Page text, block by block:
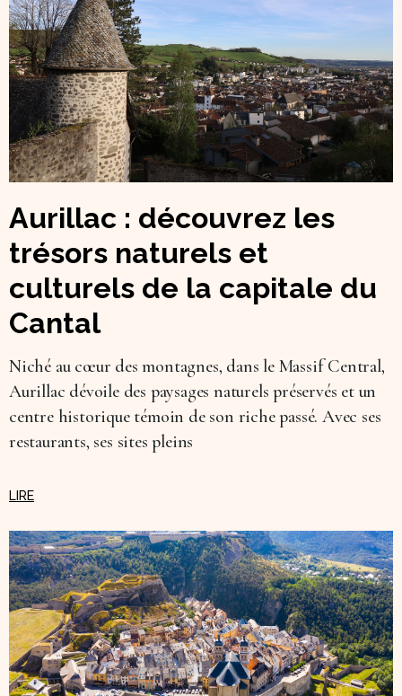
Aurillac : découvrez les
trésors naturels et
culturels de la capitale du
Cantal
Niché au cœur des montagnes, dans le Massif Central,
Aurillac dévoile des paysages naturels préservés et un
centre historique témoin de son riche passé. Avec ses
restaurants, ses sites pleins